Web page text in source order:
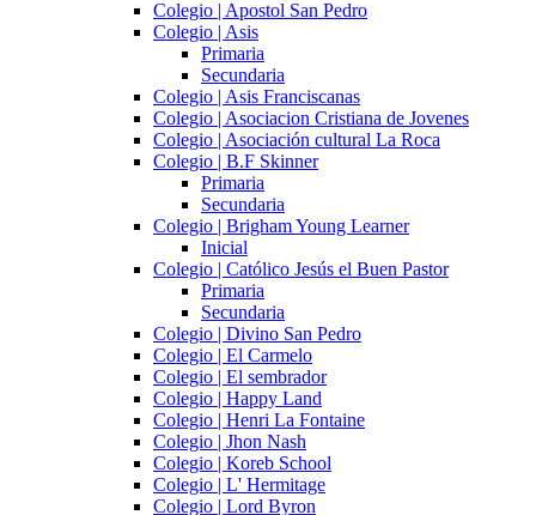
Colegio | Apostol San Pedro
Colegio | Asis
Primaria
Secundaria
Colegio | Asis Franciscanas
Colegio | Asociacion Cristiana de Jovenes
Colegio | Asociación cultural La Roca
Colegio | B.F Skinner
Primaria
Secundaria
Colegio | Brigham Young Learner
Inicial
Colegio | Católico Jesús el Buen Pastor
Primaria
Secundaria
Colegio | Divino San Pedro
Colegio | El Carmelo
Colegio | El sembrador
Colegio | Happy Land
Colegio | Henri La Fontaine
Colegio | Jhon Nash
Colegio | Koreb School
Colegio | L' Hermitage
Colegio | Lord Byron